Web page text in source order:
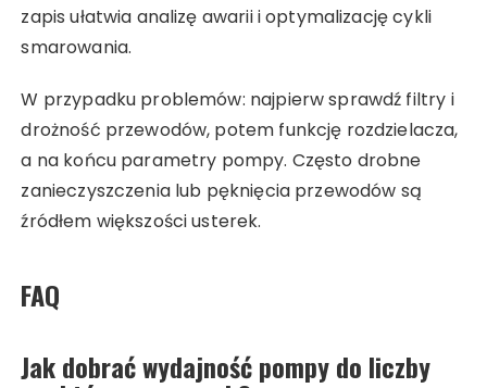
zapis ułatwia analizę awarii i optymalizację cykli
smarowania.
W przypadku problemów: najpierw sprawdź filtry i
drożność przewodów, potem funkcję rozdzielacza,
a na końcu parametry pompy. Często drobne
zanieczyszczenia lub pęknięcia przewodów są
źródłem większości usterek.
FAQ
Jak dobrać wydajność pompy do liczby